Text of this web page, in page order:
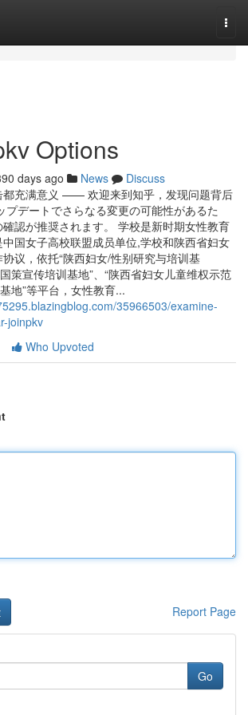
Options
days ago News
Discuss
都充满意义 —— 欢迎来到知乎，发现问题背后
プデートでさらなる変更の可能性があるた
認が推奨されます。 学校是新时期女性教育
国女子高校联盟成员单位,学校和陕西省妇女
议，依托“陕西妇女/性别研究与培训基
策宣传培训基地”、“陕西省妇女儿童维权示范
地”等平台，女性教育...
35966503/examine-
joinpkv
Who Upvoted
Report Page
Go